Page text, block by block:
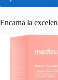
Encarna la